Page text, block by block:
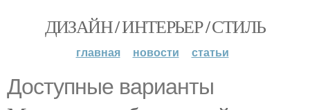
ДИЗАЙН / ИНТЕРЬЕР / СТИЛЬ
главная новости статьи
Доступные варианты